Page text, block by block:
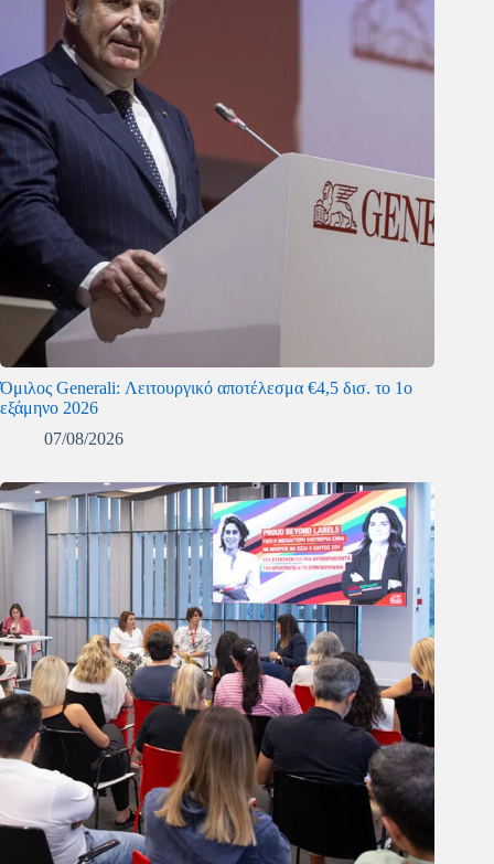
Όμιλος Generali: Λειτουργικό αποτέλεσμα €4,5 δισ. το 1ο
εξάμηνο 2026
07/08/2026